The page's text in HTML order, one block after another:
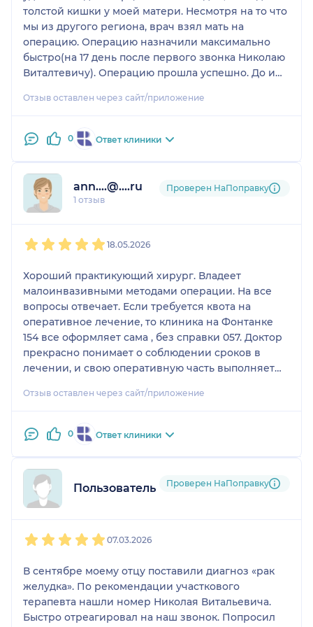
пациенты, сталкнувшиеся с подобным, попадали в
правильные руки!
Спасибо большое Николаю Витальевичу
Манкевичу!
толстой кишки у моей матери. Несмотря на то что
мы из другого региона, врач взял мать на
операцию. Операцию назначили максимально
быстро(на 17 день после первого звонка Николаю
Виталтевичу). Операцию прошла успешно. До и
периодически заходил в палату к матери,
и всячески аодбадривал.
Замечательный врач. С такими как он, любые
Отзыв оставлен через сайт/приложение
0 Ответ клиники
ann....@....ru
1 отзыв
Проверен НаПоправку
18.05.2026
Хороший практикующий хирург. Владеет
малоинвазивными методами операции. На все
вопросы отвечает. Если требуется квота на
оперативное лечение, то клиника на Фонтанке
154 все оформляет сама , без справки 057. Доктор
прекрасно понимает о соблюдении сроков в
лечении, и свою оперативную часть выполняет
выбирает лучший способ и метод проведения
Отзыв оставлен через сайт/приложение
0 Ответ клиники
Пользователь НаПоправку
Проверен НаПоправку
07.03.2026
В сентябре моему отцу поставили диагноз «рак
желудка». По рекомендации участкового
терапевта нашли номер Николая Витальевича.
Быстро отреагировал на наш звонок. Попросил